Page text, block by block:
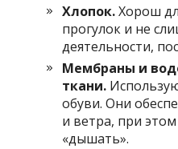
Хлопок.Хорош
прогулок и не
деятельности,
Мембраны и
ткани.
обуви. Они
и ветра, при
«дышать».